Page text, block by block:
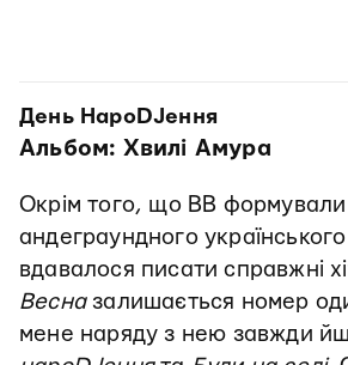
День НароDJення
Альбом: Хвилі Амура
Окрім того, що ВВ формували
андеграундного українського
вдавалося писати справжні
Весназалишається номер
мене наряду з нею завжди